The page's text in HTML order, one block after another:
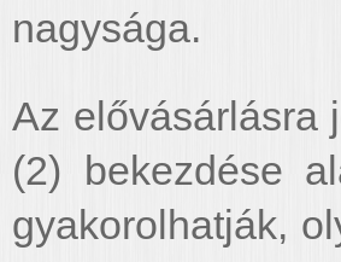
nagysága.
Az elővásárlásra
(2) bekezdése
gyakorolhatják,